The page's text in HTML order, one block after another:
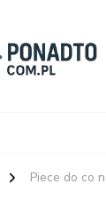
Piece do co